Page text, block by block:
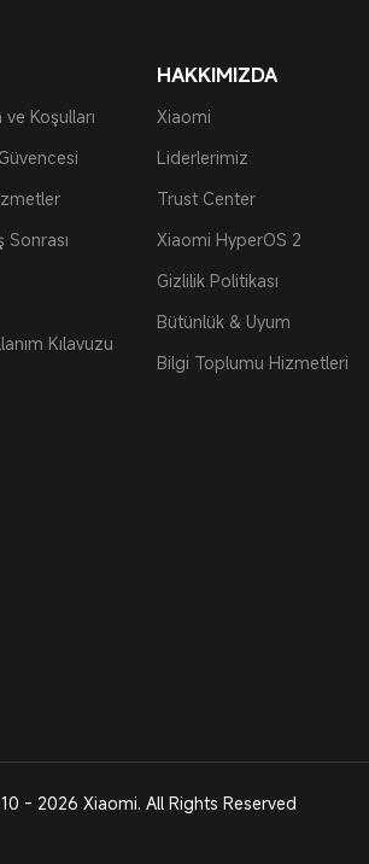
Koşulları
Sonrası
Kılavuzu
HAKKIMIZDA
Xiaomi
Liderlerimiz
Trust Center
Xiaomi HyperOS 2
Gizlilik Politikası
Bütünlük & Uyum
Bilgi Toplumu Hizmetleri
- 2026 Xiaomi. All Rights Reserved